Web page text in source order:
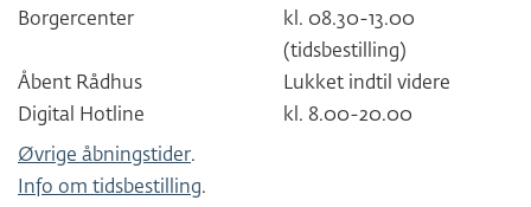
Borgercenter
kl. 08.30-13.00
(tidsbestilling)
Åbent Rådhus
Lukket indtil videre
Digital Hotline
kl. 8.00-20.00
Øvrige åbningstider.
Info om tidsbestilling.